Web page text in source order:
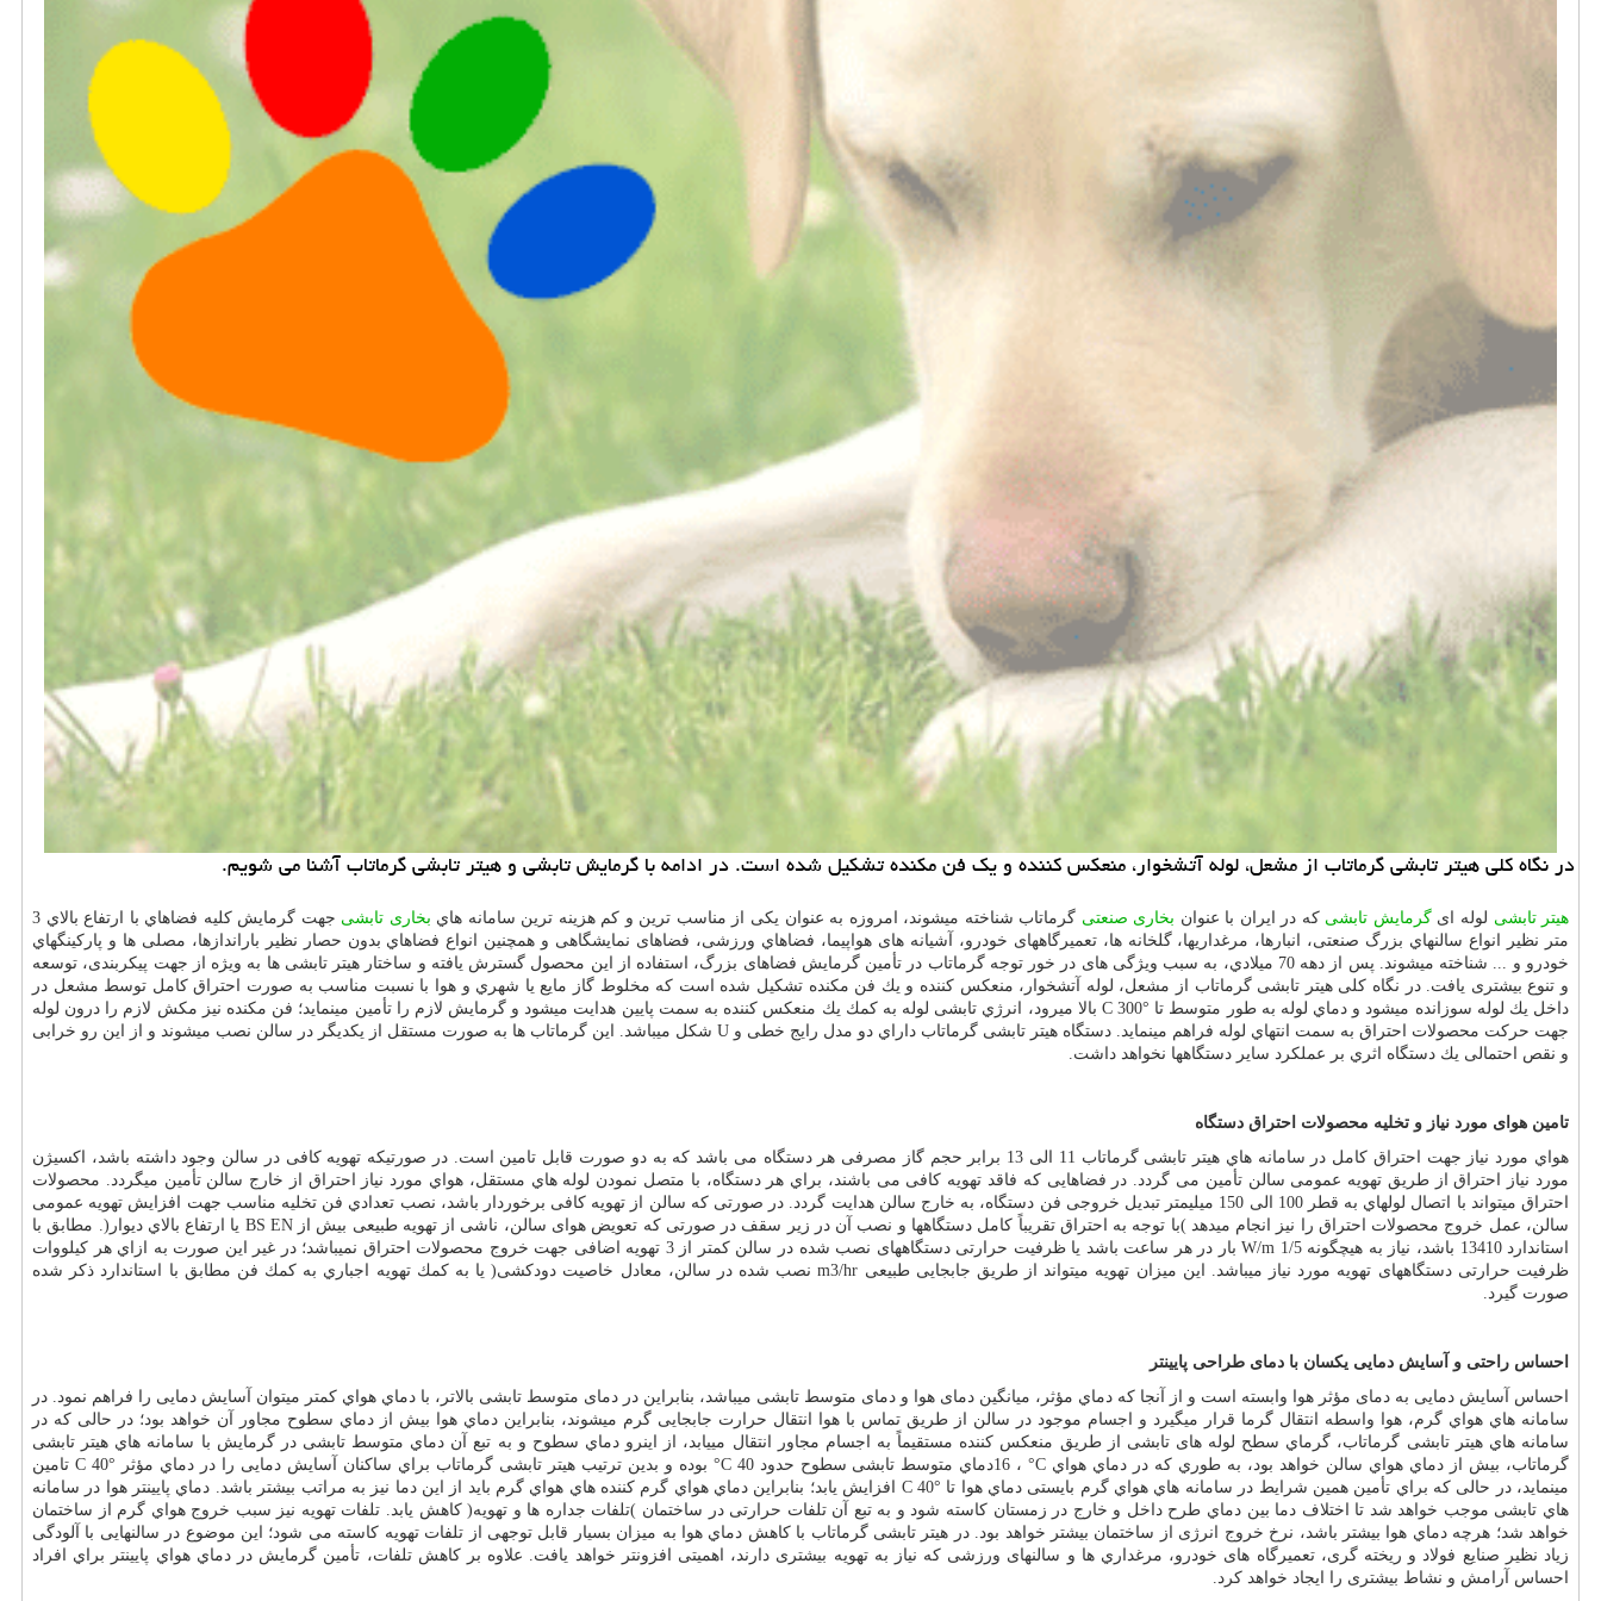
در نگاه كلی هیتر تابشی گرماتاب از مشعل، لوله آتشخوار، منعكس كننده و یك فن مكنده تشكیل شده است. در ادامه با گرمایش تابشی و هیتر تابشی گرماتاب آشنا می شویم.
هیتر تابشی لوله ایگرمایش تابشی که در ایران با عنوان بخاری صنعتی گرماتاب شناخته میشوند، امروزه به عنوان یکی از مناسب ترین و کم هزینه ترین سامانه هاي بخاری تابشی
جهت گرمایش كليه فضاهاي با ارتفاع بالاي 3
متر نظیر انواع سالنهاي بزرگ صنعتی، انبارها، مرغداريها، گلخانه ها، تعمیرگاههای خودرو، آشیانه های هواپیما، فضاهاي ورزشی، فضاهای نمایشگاهی و همچنین انواع فضاهاي بدون حصار نظیر باراندازها، مصلی ها و پاركينگهاي
خودرو و ... شناخته میشوند. پس از دهه 70 ميلادي، به سبب ویژگی های در خور توجه گرماتاب در تأمین گرمایش فضاهای بزرگ، استفاده از این محصول گسترش یافته و ساختار هیتر تابشی ها به ویژه از جهت پیکربندی، توسعه
و تنوع بیشتری یافت. در نگاه کلی هیتر تابشی گرماتاب از مشعل، لوله آتشخوار، منعکس كننده و یك فن مکنده تشکیل شده است كه مخلوط گاز مایع یا شهري و هوا با نسبت مناسب به صورت احتراق کامل توسط مشعل در
داخل یك لوله سوزانده میشود و دماي لوله به طور متوسط تا C 300° بالا میرود، انرژي تابشی لوله به كمك يك منعکس کننده به سمت پایین هدایت میشود و گرمایش لازم را تأمین مینماید؛ فن مکنده نیز مکش لازم را درون لوله
جهت حركت محصولات احتراق به سمت انتهاي لوله فراهم مینماید. دستگاه هیتر تابشی گرماتاب داراي دو مدل رایج خطی و U شکل میباشد. این گرماتاب ها به صورت مستقل از یکدیگر در سالن نصب میشوند و از این رو خرابی
و نقص احتمالی یك دستگاه اثري بر عملکرد سایر دستگاهها نخواهد داشت
تامین هوای مورد نیاز و تخلیه محصولات احتراق دستگاه
هواي مورد نیاز جهت احتراق کامل در سامانه هاي هیتر تابشی گرماتاب 11 الی 13 برابر حجم گاز مصرفی هر دستگاه می باشد كه به دو صورت قابل تامین است. در صورتیکه تهویه کافی در سالن وجود داشته باشد، اکسیژن
مورد نیاز احتراق از طریق تهویه عمومی سالن تأمین می گردد. در فضاهایی كه فاقد تهویه كافی می باشند، براي هر دستگاه، با متصل نمودن لوله هاي مستقل، هواي مورد نیاز احتراق از خارج سالن تأمین میگردد. محصولات
احتراق میتواند با اتصال لولهاي به قطر 100 الی 150 میلیمتر تبدیل خروجی فن دستگاه، به خارج سالن هدایت گردد. در صورتی که سالن از تهویه کافی برخوردار باشد، نصب تعدادي فن تخلیه مناسب جهت افزایش تهویه عمومی
سالن، عمل خروج محصولات احتراق را نیز انجام میدهد )با توجه به احتراق تقریباً كامل دستگاهها و نصب آن در زیر سقف در صورتی که تعویض هوای سالن، ناشی از تهویه طبیعی بیش از BS EN یا ارتفاع بالاي دیوار(. مطابق با
استاندارد 13410 باشد، نیاز به هیچگونه
W/m 1/5
بار در هر ساعت باشد یا ظرفیت حرارتی دستگاههای نصب شده در سالن كمتر از 3 تهویه اضافی جهت خروج محصولات احتراق نمیباشد؛ در غیر این صورت به ازاي هر كيلووات
ظرفیت حرارتی دستگاههای تهویه مورد نیاز میباشد. این میزان تهویه میتواند از طریق جابجایی طبیعی m3/hr نصب شده در سالن، معادل خاصیت دودکشی( یا به كمك تهویه اجباري به كمك فن مطابق با استاندارد ذكر شده
صورت گیرد
احساس راحتی و آسایش دمایی یکسان با دمای طراحی پایینتر
احساس آسایش دمایی به دمای مؤثر هوا وابسته است و از آنجا كه دماي مؤثر، میانگین دمای هوا و دمای متوسط تابشی میباشد، بنابراین در دمای متوسط تابشی بالاتر، با دماي هواي كمتر میتوان آسایش دمایی را فراهم نمود. در
سامانه هاي هواي گرم، هوا واسطه انتقال گرما قرار میگیرد و اجسام موجود در سالن از طریق تماس با هوا انتقال حرارت جابجایی گرم میشوند، بنابراین دماي هوا بیش از دماي سطوح مجاور آن خواهد بود؛ در حالی كه در
سامانه هاي هیتر تابشی گرماتاب، گرماي سطح لوله های تابشی از طریق منعکس کننده مستقیماً به اجسام مجاور انتقال مییابد، از اینرو دماي سطوح و به تبع آن دماي متوسط تابشی در گرمایش با سامانه هاي هیتر تابشی
گرماتاب، بیش از دماي هواي سالن خواهد بود، به طوري كه در دماي هواي °C ، 16دماي متوسط تابشی سطوح حدود °C 40 بوده و بدین ترتیب هیتر تابشی گرماتاب براي ساكنان آسایش دمایی را در دماي مؤثر C 40° تامین
مینماید، در حالی كه براي تأمین همین شرایط در سامانه هاي هواي گرم بایستی دماي هوا تا C 40° افزایش یابد؛ بنابراین دماي هواي گرم كننده هاي هواي گرم باید از این دما نیز به مراتب بیشتر باشد. دماي پایینتر هوا در سامانه
هاي تابشی موجب خواهد شد تا اختلاف دما بین دماي طرح داخل و خارج در زمستان كاسته شود و به تبع آن تلفات حرارتی در ساختمان )تلفات جداره ها و تهویه( كاهش یابد. تلفات تهویه نیز سبب خروج هواي گرم از ساختمان
خواهد شد؛ هرچه دماي هوا بیشتر باشد، نرخ خروج انرژی از ساختمان بیشتر خواهد بود. در هیتر تابشی گرماتاب با كاهش دماي هوا به میزان بسیار قابل توجهی از تلفات تهویه کاسته می شود؛ این موضوع در سالنهایی با آلودگی
زیاد نظیر صنایع فولاد و ریخته گری، تعمیرگاه های خودرو، مرغداري ها و سالنهای ورزشی که نیاز به تهویه بیشتری دارند، اهمیتی افزونتر خواهد یافت. علاوه بر كاهش تلفات، تأمین گرمایش در دماي هواي پایینتر براي افراد
احساس آرامش و نشاط بیشتری را ایجاد خواهد كرد